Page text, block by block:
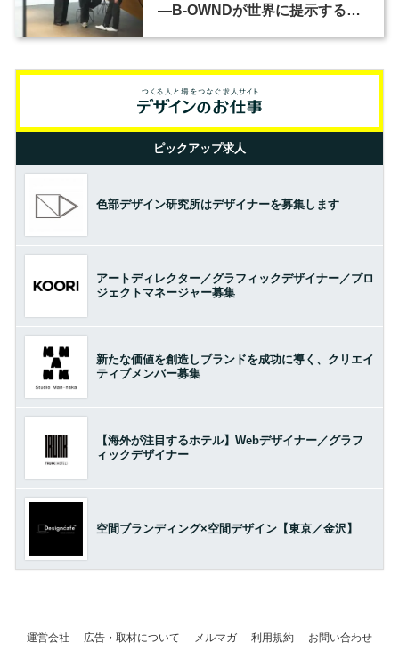
―B-OWNDが世界に提示する美
ピックアップ求人
色部デザイン研究所はデザイナーを募集します
アートディレクター／グラフィックデザイナー／プロ
ジェクトマネージャー募集
新たな価値を創造しブランドを成功に導く、クリエイ
ティブメンバー募集
【海外が注目するホテル】Webデザイナー／グラフ
ィックデザイナー
空間ブランディング×空間デザイン【東京／金沢】
運営会社 広告・取材について メルマガ 利用規約 お問い合わせ